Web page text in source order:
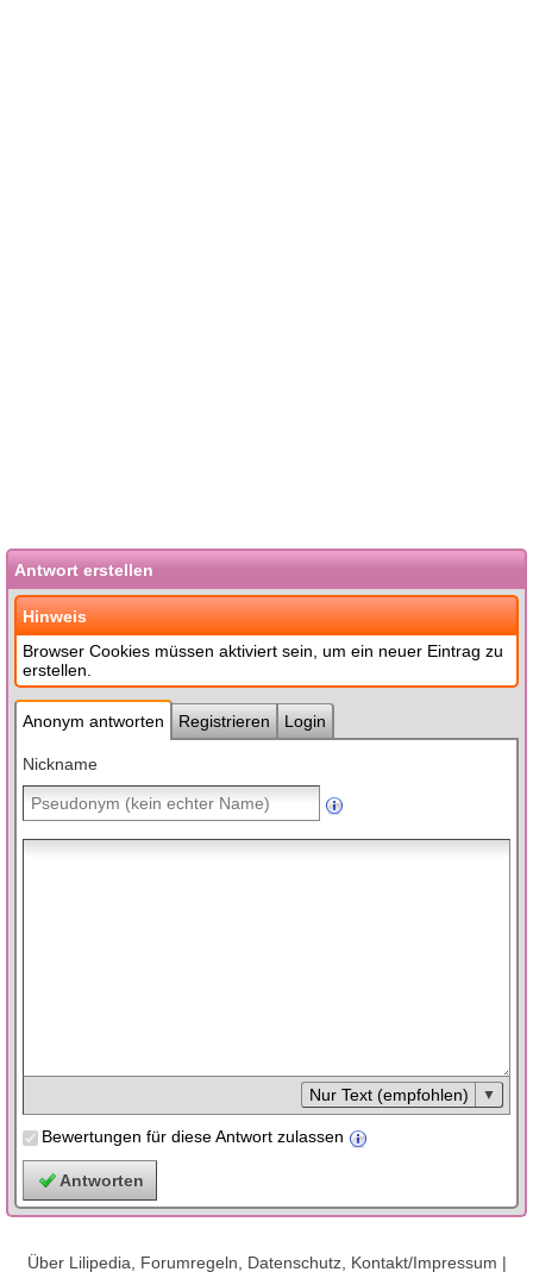
Antwort erstellen
Hinweis
Browser Cookies müssen aktiviert sein, um ein neuer Eintrag zu
erstellen.
Anonym antworten Registrieren Login
Nickname
Nur Text (empfohlen)
Bewertungen für diese Antwort zulassen
Über Lilipedia, Forumregeln, Datenschutz, Kontakt/Impressum |